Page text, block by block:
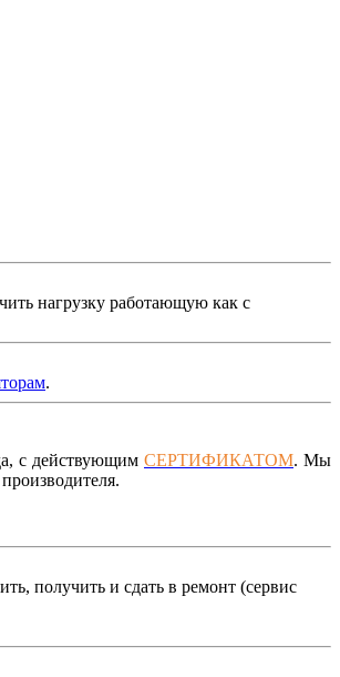
нагрузку работающую как с
.
с действующим СЕРТИФИКАТОМ. Мы
получить и сдать в ремонт (сервис